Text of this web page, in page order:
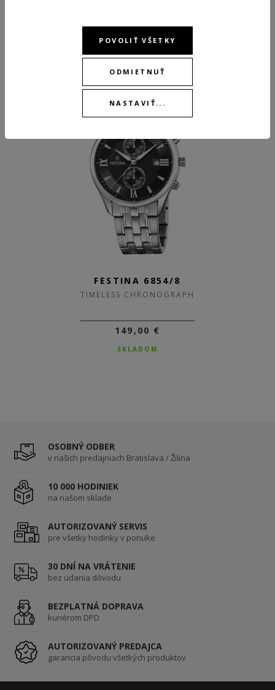
ODPORÚČANÉ PRODUKTY
FESTINA 6854/8
TIMELESS CHRONOGRAPH
149,00 €
SKLADOM
FESTINA 20742/5
TIMELESS CHRONOGRAPH
159,00 €
DO 3-5 DNÍ
OSOBNÝ ODBER
v našich predajniach Bratislava / Žilina
10 000 HODINIEK
na našom sklade
AUTORIZOVANÝ SERVIS
pre všetky hodinky v ponuke
30 DNÍ NA VRÁTENIE
bez udania dôvodu
BEZPLATNÁ DOPRAVA
kuriérom DPD
AUTORIZOVANÝ PREDAJCA
garancia pôvodu všetkých produktov
POVOLIŤ VŠETKY
ODMIETNUŤ
NASTAVIŤ...